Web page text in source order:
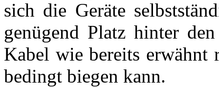
sich die Geräte
genügend Platz hinter
Kabel wie bereits erwähnt
bedingt biegen kann.